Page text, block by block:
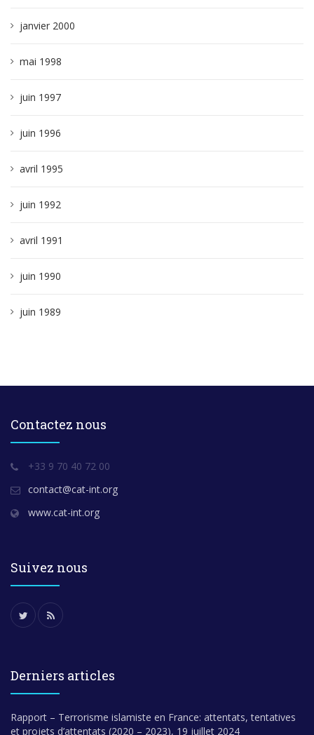
janvier 2000
mai 1998
juin 1997
juin 1996
avril 1995
juin 1992
avril 1991
juin 1990
juin 1989
Contactez nous
+33 9 70 40 72 00
contact@cat-int.org
www.cat-int.org
Suivez nous
Derniers articles
Rapport – Terrorisme islamiste en France: attentats, tentatives
et projets d’attentats (2020 – 2023), 19 juillet 2024